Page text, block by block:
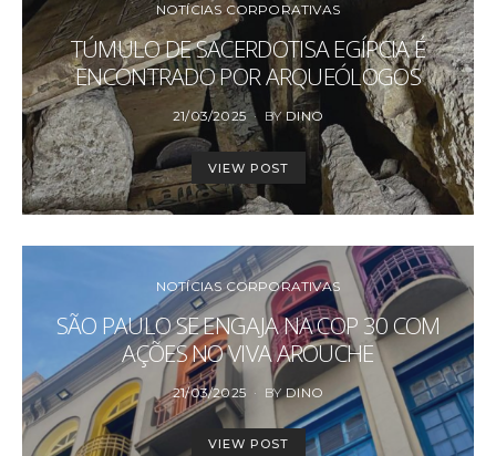
NOTÍCIAS CORPORATIVAS
TÚMULO DE SACERDOTISA EGÍPCIA É
ENCONTRADO POR ARQUEÓLOGOS
POSTED
ON
21/03/2025 BY DINO
VIEW POST
NOTÍCIAS CORPORATIVAS
SÃO PAULO SE ENGAJA NA COP 30 COM
AÇÕES NO VIVA AROUCHE
POSTED
ON
21/03/2025 BY DINO
VIEW POST